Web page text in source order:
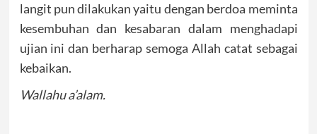
langit pun dilakukan yaitu dengan berdoa meminta
kesembuhan dan kesabaran dalam menghadapi
ujian ini dan berharap semoga Allah catat sebagai
kebaikan.
Wallahu a’alam.